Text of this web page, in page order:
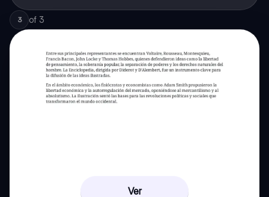
3 of 3
Ver